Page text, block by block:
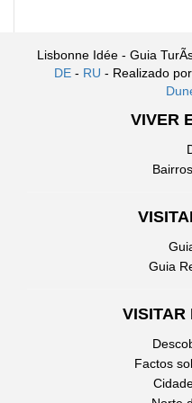
Lisbonne Idée - Guia
DE - RU - Realizado por
VIVER
Guia
VISITAR
Factos